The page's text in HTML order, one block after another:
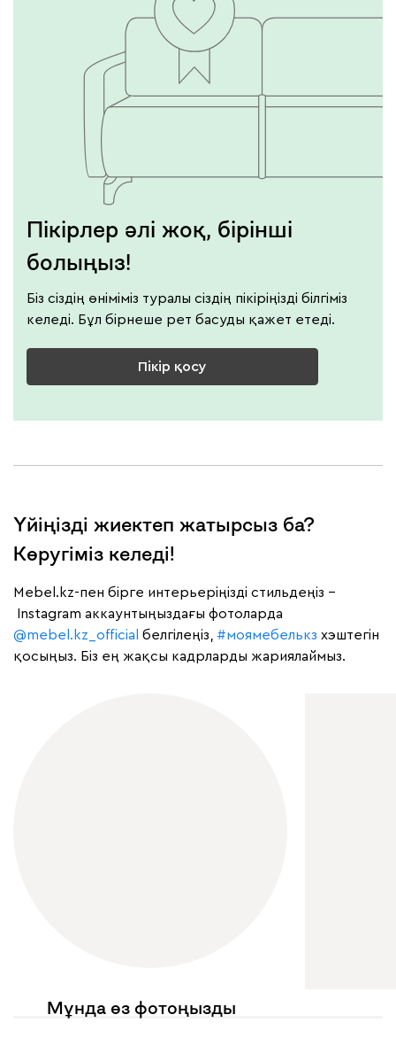
Пікірлер әлі жоқ, бірінші
болыңыз!
Біз сіздің өніміміз туралы сіздің пікіріңізді білгіміз
келеді. Бұл бірнеше рет басуды қажет етеді.
Пікір қосу
Үйіңізді жиектеп жатырсыз ба?
Көругіміз келеді!
Mebel.kz-пен бірге интерьеріңізді стильдеңіз –
Instagram аккаунтыңыздағы фотоларда
@mebel.kz_official белгілеңіз, #моямебелькз хэштегін
қосыңыз. Біз ең жақсы кадрларды жариялаймыз.
Мұнда өз фотоңызды